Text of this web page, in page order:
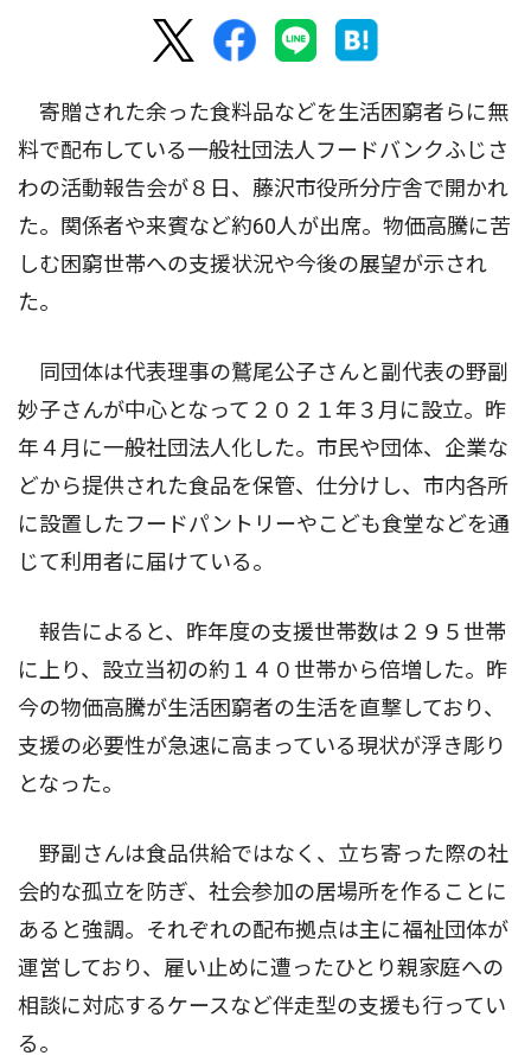
寄贈された余った食料品などを生活困窮者らに無
料で配布している一般社団法人フードバンクふじさ
わの活動報告会が８日、藤沢市役所分庁舎で開かれ
た。関係者や来賓など約60人が出席。物価高騰に苦
しむ困窮世帯への支援状況や今後の展望が示され
た。
同団体は代表理事の鷲尾公子さんと副代表の野副
妙子さんが中心となって２０２１年３月に設立。昨
年４月に一般社団法人化した。市民や団体、企業な
どから提供された食品を保管、仕分けし、市内各所
に設置したフードパントリーやこども食堂などを通
じて利用者に届けている。
報告によると、昨年度の支援世帯数は２９５世帯
に上り、設立当初の約１４０世帯から倍増した。昨
今の物価高騰が生活困窮者の生活を直撃しており、
支援の必要性が急速に高まっている現状が浮き彫り
となった。
野副さんは食品供給ではなく、立ち寄った際の社
会的な孤立を防ぎ、社会参加の居場所を作ることに
あると強調。それぞれの配布拠点は主に福祉団体が
運営しており、雇い止めに遭ったひとり親家庭への
相談に対応するケースなど伴走型の支援も行ってい
る。